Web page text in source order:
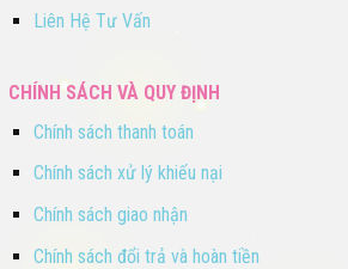
Liên Hệ Tư Vấn
CHÍNH SÁCH VÀ QUY ĐỊNH
Chính sách thanh toán
Chính sách xử lý khiếu nại
Chính sách giao nhận
Chính sách đổi trả và hoàn tiền